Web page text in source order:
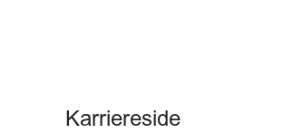
Karriereside